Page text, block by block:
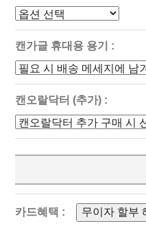
캔가글 휴대용 용기 :
캔오랄닥터 (추가) :
카드혜택 : 무이자 할부